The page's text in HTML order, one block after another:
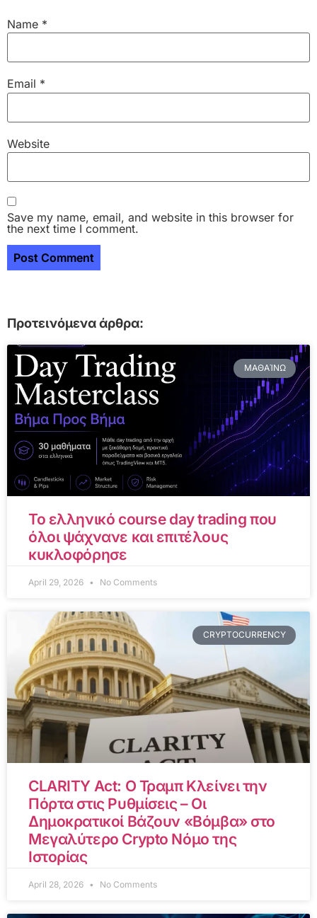
Name *
Email *
Website
Save my name, email, and website in this browser for
the next time I comment.
Προτεινόμενα άρθρα:
ΜΑΘΑΊΝΩ
Το ελληνικό course day trading που
όλοι ψάχνανε και επιτέλους
κυκλοφόρησε
April 29, 2026 No Comments
CRYPTOCURRENCY
CLARITY Act: Ο Τραμπ Κλείνει την
Πόρτα στις Ρυθμίσεις – Οι
Δημοκρατικοί Βάζουν «Βόμβα» στο
Μεγαλύτερο Crypto Νόμο της
Ιστορίας
April 28, 2026 No Comments